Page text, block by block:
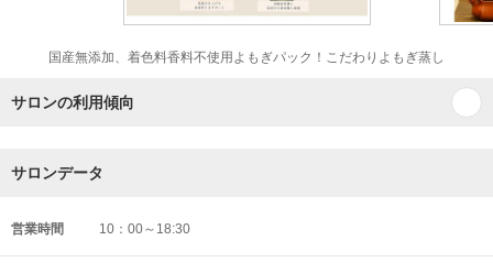
国産無添加、着色料香料不使用よもぎパック！こだわりよもぎ蒸し
サロンの利用傾向
サロンデータ
営業時間 10：00～18:30